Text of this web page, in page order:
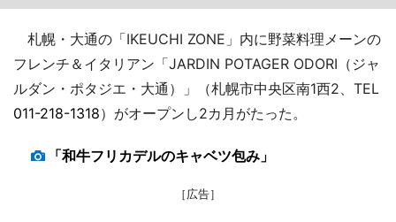
札幌・大通の「IKEUCHI ZONE」内に野菜料理メーンの
フレンチ＆イタリアン「JARDIN POTAGER ODORI（ジャ
ルダン・ポタジエ・大通）」（札幌市中央区南1西2、TEL
011-218-1318）がオープンし2カ月がたった。
「和牛フリカデルのキャベツ包み」
［広告］